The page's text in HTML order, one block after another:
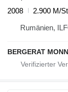
2008
2.900 M/
Rumänien,
BERGERAT